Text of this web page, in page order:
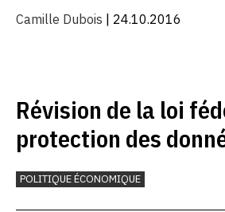
Camille Dubois | 24.10.2016
Révision de la loi
protection des
l’accent sur la
le contrôle
POLITIQUE ÉCONOMIQUE